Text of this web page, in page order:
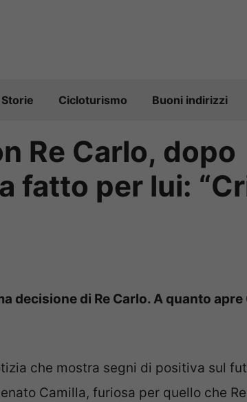
Storie Cicloturismo Buoni indirizzi
Re Carlo, dopo
fatto per lui:
decisione di Re Carlo. A quanto apre
che mostra segni di positiva sul
Camilla, furiosa per quello che